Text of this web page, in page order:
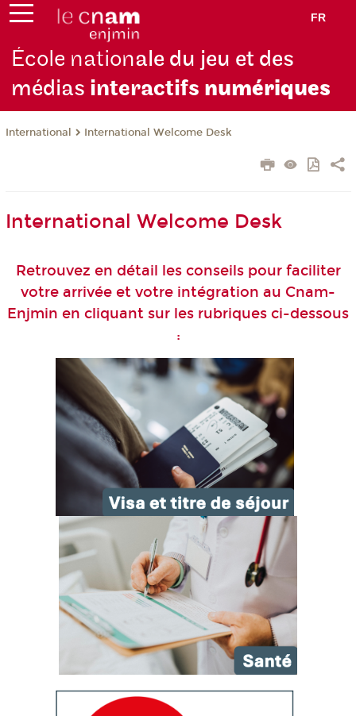
FR
École nationale du jeu et des
médias interactifs numériques
International International Welcome Desk
International Welcome Desk
Retrouvez en détail les conseils pour faciliter
votre arrivée et votre intégration au Cnam-
Enjmin en cliquant sur les rubriques ci-dessous
: